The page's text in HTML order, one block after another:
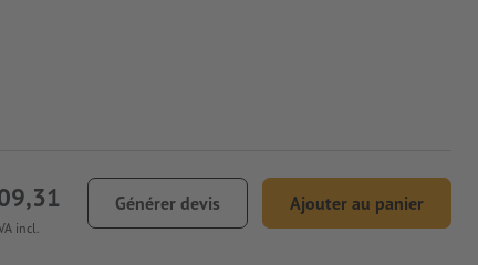
incl.
Générer devis Ajouter au panier